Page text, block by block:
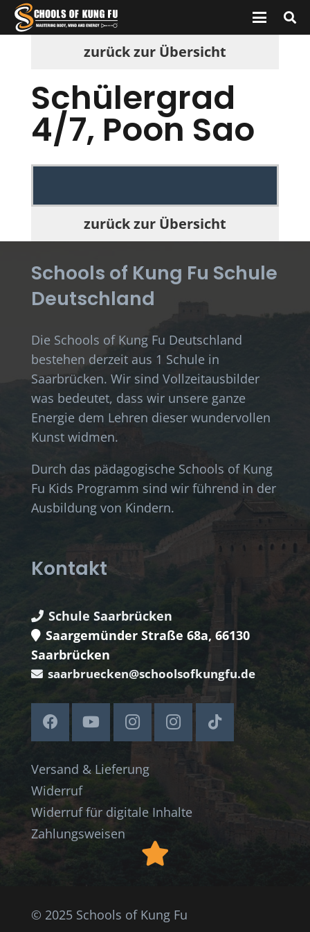
zurück zur Übersicht
Schülergrad
4/7, Poon Sao
zurück zur Übersicht
Schools of Kung Fu Schule
Deutschland
Die Schools of Kung Fu Deutschland
bestehen derzeit aus 1 Schule in
Saarbrücken. Wir sind Vollzeitausbilder
was bedeutet, dass wir unsere ganze
Energie dem Lehren dieser wundervollen
Kunst widmen.
Durch das pädagogische Schools of Kung
Fu Kids Programm sind wir führend in der
Ausbildung von Kindern.
Kontakt
Schule Saarbrücken
Saargemünder Straße 68a, 66130
Saarbrücken
saarbruecken@schoolsofkungfu.de
Versand & Lieferung
Widerruf
Widerruf für digitale Inhalte
Zahlungsweisen
© 2025 Schools of Kung Fu